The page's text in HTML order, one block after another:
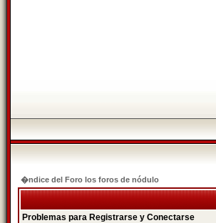
�ndice del Foro los foros de nódulo
Problemas para Registrarse y Conectarse